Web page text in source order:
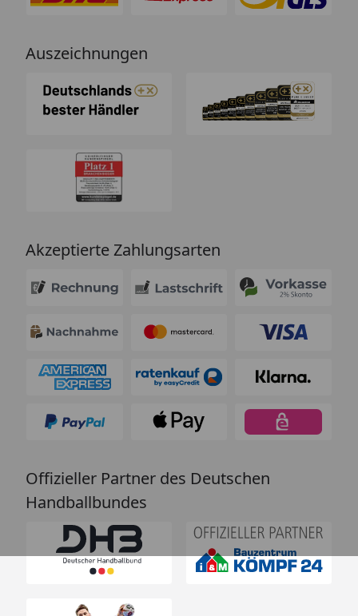
Auszeichnungen
Akzeptierte Zahlungsarten
Offizieller Partner des Deutschen
Handballbundes